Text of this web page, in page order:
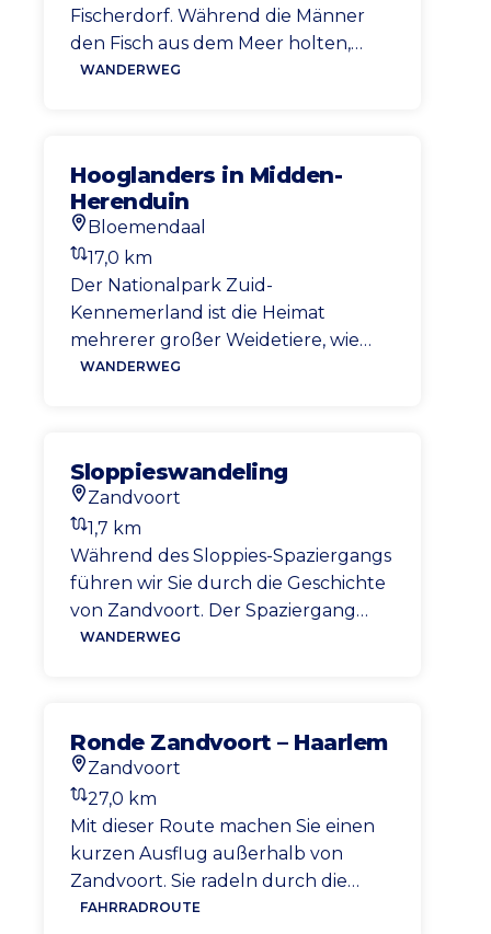
Fischerdorf. Während die Männer
den Fisch aus dem Meer holten,
gingen die Frauen (meistens) mit
Stinkenden Eimerroute folgen Sie
den Spuren dieser Fischwanderer.
WANDERWEG
Hooglanders in Midden-
Herenduin
Startort
Bloemendaal
Entfernung
17,0 km
Der Nationalpark Zuid-
Kennemerland ist die Heimat
mehrerer großer Weidetiere, wie
beispielsweise schottischer
eingesetzt, die Vegetation auf
natürliche Weise zu „beschneiden“.
Während des Spaziergangs können
Sie den Tieren begegnen.
WANDERWEG
Sloppieswandeling
Startort
Zandvoort
Entfernung
1,7 km
Während des Sloppies-Spaziergangs
führen wir Sie durch die Geschichte
von Zandvoort. Der Spaziergang
führt Sie an verschiedenen Orten
WANDERWEG
Ronde Zandvoort – Haarlem
Startort
Zandvoort
Entfernung
27,0 km
Mit dieser Route machen Sie einen
kurzen Ausflug außerhalb von
Zandvoort. Sie radeln durch die
Dünen nach Haarlem, wo Sie das
FAHRRADROUTE